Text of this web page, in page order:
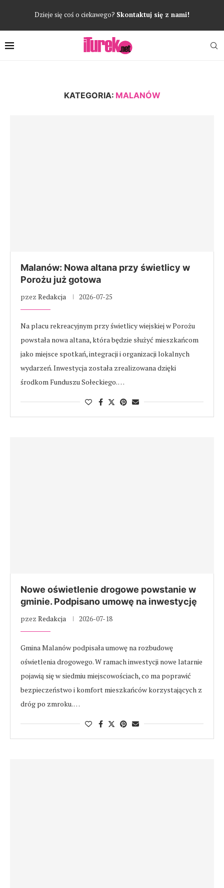
Dzieje się coś o ciekawego? Skontaktuj się z nami!
KATEGORIA: MALANÓW
Malanów: Nowa altana przy świetlicy w
Porożu już gotowa
pzez Redakcja 2026-07-25
Na placu rekreacyjnym przy świetlicy wiejskiej w Porożu
powstała nowa altana, która będzie służyć mieszkańcom
jako miejsce spotkań, integracji i organizacji lokalnych
wydarzeń. Inwestycja została zrealizowana dzięki
środkom Funduszu Sołeckiego. …
Nowe oświetlenie drogowe powstanie w
gminie. Podpisano umowę na inwestycję
pzez Redakcja 2026-07-18
Gmina Malanów podpisała umowę na rozbudowę
oświetlenia drogowego. W ramach inwestycji nowe latarnie
pojawią się w siedmiu miejscowościach, co ma poprawić
bezpieczeństwo i komfort mieszkańców korzystających z
dróg po zmroku. …